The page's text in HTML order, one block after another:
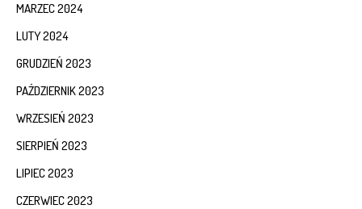
MARZEC 2024
LUTY 2024
GRUDZIEŃ 2023
PAŹDZIERNIK 2023
WRZESIEŃ 2023
SIERPIEŃ 2023
LIPIEC 2023
CZERWIEC 2023